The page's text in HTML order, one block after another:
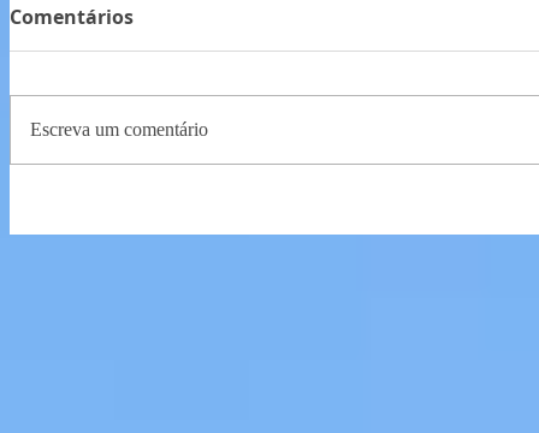
Comentários
Escreva um comentário